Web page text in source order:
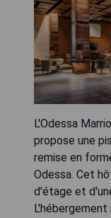
L'Odessa
propose une
remise en
Odessa. Cet
d'étage et